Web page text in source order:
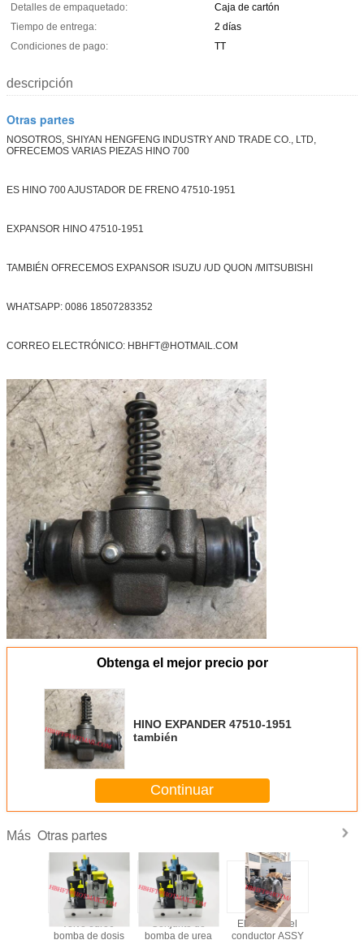
Detalles de empaquetado:
Caja de cartón
Tiempo de entrega:
2 días
Condiciones de pago:
TT
descripción
Otras partes
NOSOTROS, SHIYAN HENGFENG INDUSTRY AND TRADE CO., LTD,
OFRECEMOS VARIAS PIEZAS HINO 700
ES HINO 700 AJUSTADOR DE FRENO 47510-1951
EXPANSOR HINO 47510-1951
TAMBIÉN OFRECEMOS EXPANSOR ISUZU /UD QUON /MITSUBISHI
WHATSAPP: 0086 18507283352
CORREO ELECTRÓNICO: HBHFT@HOTMAIL.COM
Obtenga el mejor precio por
HINO EXPANDER 47510-1951
también
Continuar
Más Otras partes
volvo euro6
bomba de dosis
Conjunto de
bomba de urea
El asiento del
conductor ASSY